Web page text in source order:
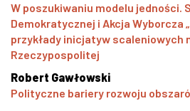
W poszukiwaniu modelu jedności.
Demokratycznej i Akcja Wyborcza
przykłady inicjatyw scaleniowych
Rzeczypospolitej
Robert Gawłowski
Polityczne bariery rozwoju